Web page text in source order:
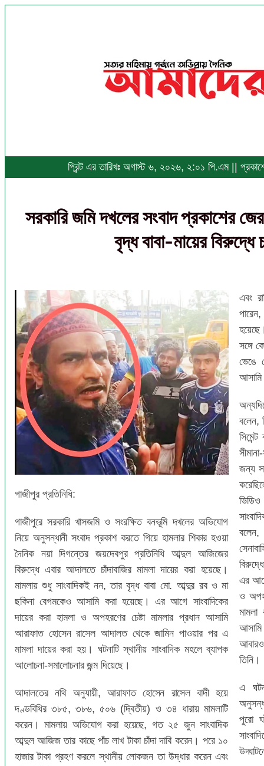
প্রিন্ট এর তারিখঃ অগাস্ট ৬, ২০২৬, ২:০১ পি.এম ||
সরকারি জমি দখলের সংবাদ প্রকাশের
বৃদ্ধ বাবা-মায়ের বিরুদ্ধে
গাজীপুর প্রতিনিধি:
গাজীপুরে সরকারি খাসজমি ও সংরক্ষিত বনভূমি দখলের অভিযোগ
নিয়ে অনুসন্ধানী সংবাদ প্রকাশ করতে গিয়ে হামলার শিকার হওয়া
দৈনিক নয়া দিগন্তের জয়দেবপুর প্রতিনিধি আব্দুল আজিজের
বিরুদ্ধে এবার আদালতে চাঁদাবাজির মামলা দায়ের করা হয়েছে।
মামলায় শুধু সাংবাদিকই নন, তার বৃদ্ধ বাবা মো. আব্দুর রব ও মা
ছকিনা বেগমকেও আসামি করা হয়েছে। এর আগে সাংবাদিকের
দায়ের করা হামলা ও অপহরণের চেষ্টা মামলার প্রধান আসামি
আরাফাত হোসেন রাসেল আদালত থেকে জামিন পাওয়ার পর এ
মামলা দায়ের করা হয়। ঘটনাটি স্থানীয় সাংবাদিক মহলে ব্যাপক
আলোচনা-সমালোচনার জন্ম দিয়েছে।
আদালতের নথি অনুযায়ী, আরাফাত হোসেন রাসেল বাদী হয়ে
দণ্ডবিধির ৩৮৫, ৩৮৬, ৫০৬ (দ্বিতীয়) ও ৩৪ ধারায় মামলাটি
করেন। মামলায় অভিযোগ করা হয়েছে, গত ২৫ জুন সাংবাদিক
আব্দুল আজিজ তার কাছে পাঁচ লাখ টাকা চাঁদা দাবি করেন। পরে ১০
হাজার টাকা গ্রহণ করলে স্থানীয় লোকজন তা উদ্ধার করেন এবং
এবং
সঙ্গে
ভেঙে
বলেন,
জন্য
ভিডিও
এর
ও
তিনি।
এ
পুরো